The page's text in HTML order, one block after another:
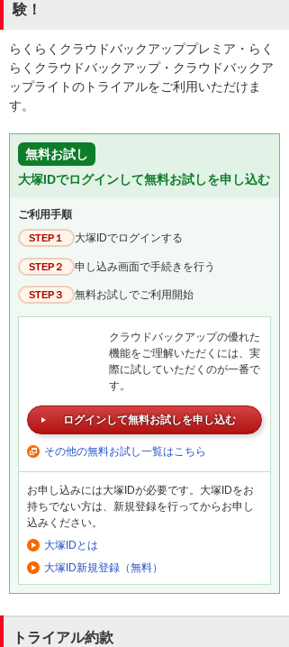
験！
らくらくクラウドバックアッププレミア・らく
らくクラウドバックアップ・クラウドバックア
ップライトのトライアルをご利用いただけま
す。
無料お試し
大塚IDでログインして無料お試しを申し込む
ご利用手順
STEP１ 大塚IDでログインする
STEP２ 申し込み画面で手続きを行う
STEP３ 無料お試しでご利用開始
クラウドバックアップの優れた
機能をご理解いただくには、実
際に試していただくのが一番で
す。
ログインして無料お試しを申し込む
その他の無料お試し一覧はこちら
お申し込みには大塚IDが必要です。大塚IDをお
持ちでない方は、新規登録を行ってからお申し
込みください。
大塚IDとは
大塚ID新規登録（無料）
トライアル約款